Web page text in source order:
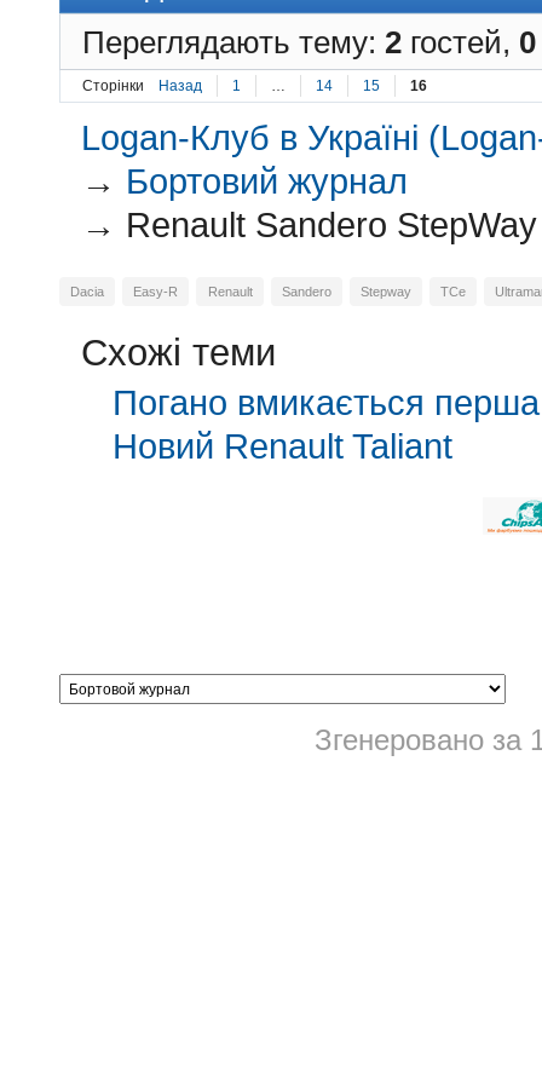
Переглядають тему: 2 гостей, 0
Сторінки Назад 1 … 14 15 16
Logan-Клуб в Україні
→ Бортовий журнал
→ Renault Sandero
Dacia Easy-R Renault Sandero Stepway TCe
Схожі теми
Погано вмикається
Новий Renault Taliant
Згенеровано за